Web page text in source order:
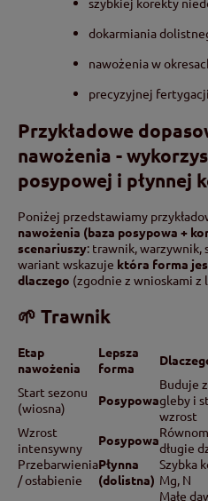
dokarmiania
nawożenia w
precyzyjnej
Przykładowe
nawożenia -
posypowej i płynnej
Poniżej przedstawiamy
nawożenia (baza posypowa +
scenariuszy: trawnik, warzywnik,
wariant wskazuje która forma
dlaczego (zgodnie z wnioskami
🌱 Trawnik
Etap
nawożenia
Lepsza
forma
Start sezonu
(wiosna)
Posypowa
Buduje
gleby i
wzrost
Wzrost
intensywny
Posypowadługie
Przebarwienia
/ osłabienie
Płynna
(dolistna)
Szybka
Mg, N
Małe